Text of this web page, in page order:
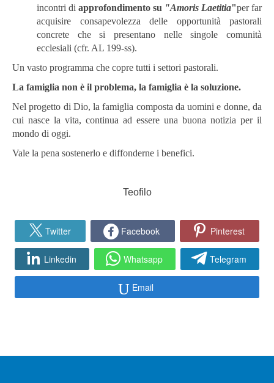
incontri di approfondimento su "Amoris Laetitia"per far
acquisire consapevolezza delle opportunità pastorali
concrete che si presentano nelle singole comunità
ecclesiali (cfr. AL 199-ss).
Un vasto programma che copre tutti i settori pastorali.
La famiglia non è il problema, la famiglia è la soluzione.
Nel progetto di Dio, la famiglia composta da uomini e donne, da
cui nasce la vita, continua ad essere una buona notizia per il
mondo di oggi.
Vale la pena sostenerlo e diffonderne i benefici.
Teofilo
Twitter Facebook Pinterest
Linkedin Whatsapp Telegram
Email